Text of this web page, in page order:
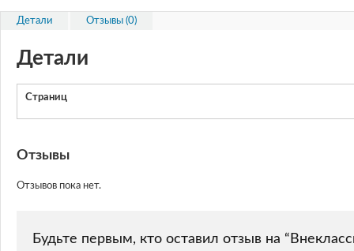
Детали Отзывы (0)
Детали
Страниц
Отзывы
Отзывов пока нет.
Будьте первым, кто оставил отзыв на